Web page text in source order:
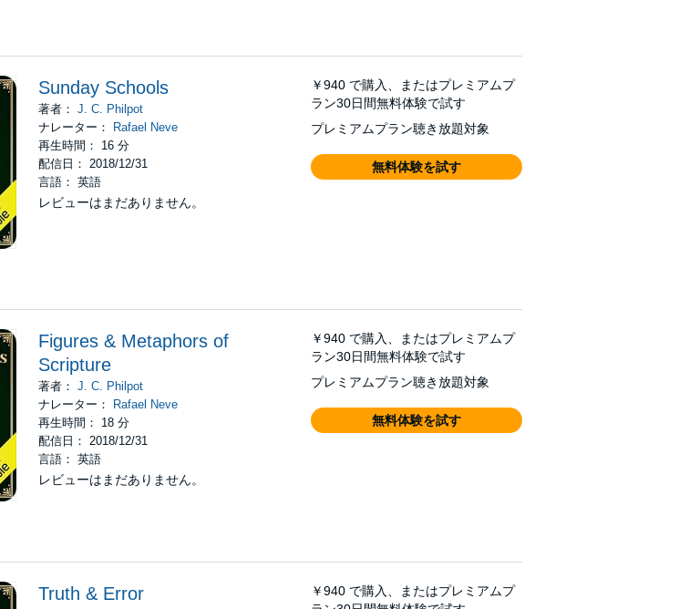
Sunday Schools
著者：J. C. Philpot
ナレーター：
Rafael Neve
再生時間： 16 分
配信日： 2018/12/31
言語： 英語
レビューはまだありません。
￥940 で購入、またはプレミアムプ
ラン30日間無料体験で試す
プレミアムプラン聴き放題対象
無料体験を試す
Figures & Metaphors of
Scripture
著者：J. C. Philpot
ナレーター： Rafael Neve
再生時間： 18 分
配信日： 2018/12/31
言語： 英語
レビューはまだありません。
￥940 で購入、またはプレミアムプ
ラン30日間無料体験で試す
プレミアムプラン聴き放題対象
無料体験を試す
Truth & Error ￥940 で購入、またはプレミアムプ